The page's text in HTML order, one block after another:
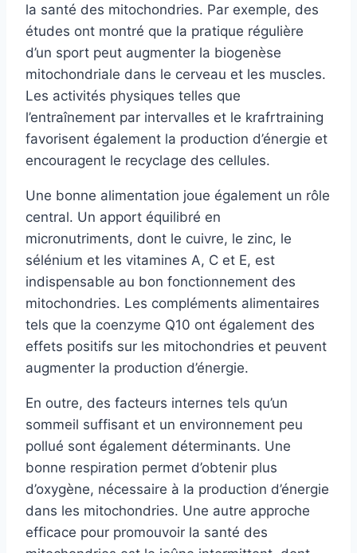
la santé des mitochondries. Par exemple, des
études ont montré que la pratique régulière
d’un sport peut augmenter la biogenèse
mitochondriale dans le cerveau et les muscles.
Les activités physiques telles que
l’entraînement par intervalles et le krafrtraining
favorisent également la production d’énergie et
encouragent le recyclage des cellules.
Une bonne alimentation joue également un rôle
central. Un apport équilibré en
micronutriments, dont le cuivre, le zinc, le
sélénium et les vitamines A, C et E, est
indispensable au bon fonctionnement des
mitochondries. Les compléments alimentaires
tels que la coenzyme Q10 ont également des
effets positifs sur les mitochondries et peuvent
augmenter la production d’énergie.
En outre, des facteurs internes tels qu’un
sommeil suffisant et un environnement peu
pollué sont également déterminants. Une
bonne respiration permet d’obtenir plus
d’oxygène, nécessaire à la production d’énergie
dans les mitochondries. Une autre approche
efficace pour promouvoir la santé des